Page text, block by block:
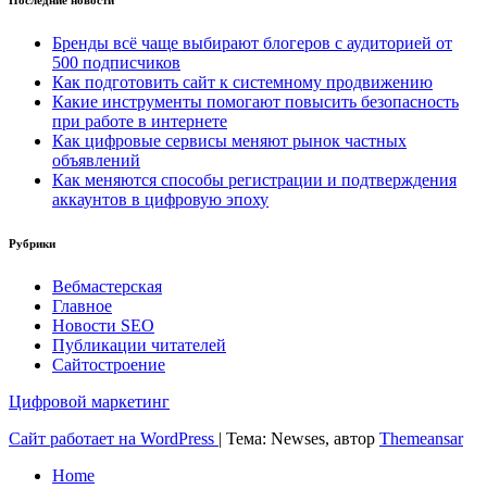
Бренды всё чаще выбирают блогеров с аудиторией от
500 подписчиков
Как подготовить сайт к системному продвижению
Какие инструменты помогают повысить безопасность
при работе в интернете
Как цифровые сервисы меняют рынок частных
объявлений
Как меняются способы регистрации и подтверждения
аккаунтов в цифровую эпоху
Рубрики
Вебмастерская
Главное
Новости SEO
Публикации читателей
Сайтостроение
Цифровой маркетинг
Сайт работает на WordPress | Тема: Newses, автор Themeansar
Home